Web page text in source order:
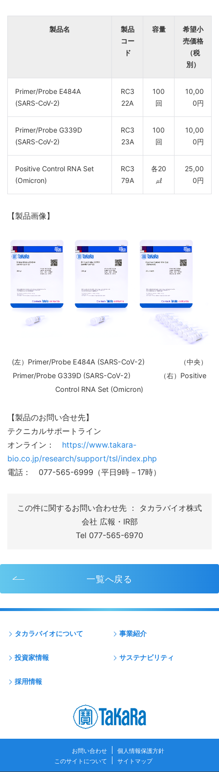
製品名
製品
コー
ド
容量
希望小
売価格
（税
別）
Primer/Probe E484A
(SARS-CoV-2)
RC3
22A
100
回
10,00
0円
Primer/Probe G339D
(SARS-CoV-2)
RC3
23A
100
回
10,00
0円
Positive Control RNA Set
(Omicron)
RC3
79A
各20
㎕
25,00
0円
【製品画像】
(左）Primer/Probe E484A (SARS-CoV-2) （中央）
Primer/Probe G339D (SARS-CoV-2) （右）Positive
Control RNA Set (Omicron)
【製品のお問い合せ先】
テクニカルサポートライン
オンライン： https://www.takara-
bio.co.jp/research/support/tsl/index.php
電話： 077-565-6999（平日9時－17時）
この件に関するお問い合わせ先 ： タカラバイオ株式
会社 広報・IR部
Tel 077-565-6970
一覧へ戻る
タカラバイオについて 事業紹介
投資家情報 サステナビリティ
採用情報
お問い合わせ
個人情報保護方針
このサイトについて
サイトマップ